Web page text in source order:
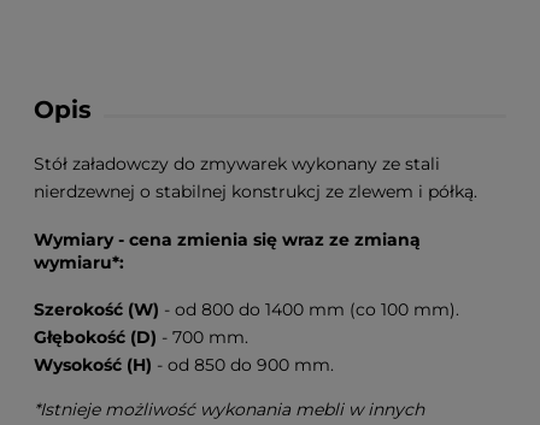
Opis
Stół załadowczy do zmywarek wykonany ze stali
nierdzewnej o stabilnej konstrukcj ze zlewem i półką.
Wymiary - cena zmienia się wraz ze zmianą
wymiaru*:
Szerokość (W) - od 800 do 1400 mm (co 100 mm).
Głębokość (D) - 700 mm.
Wysokość (H) - od 850 do 900 mm.
*Istnieje możliwość wykonania mebli w innych